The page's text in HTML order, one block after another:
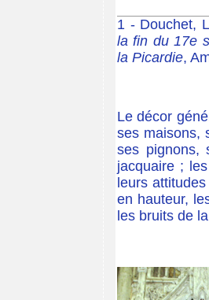
1 - Douchet,
la fin du 17e
la Picardie,
Le décor
ses maisons,
ses pignons,
jacquaire ;
leurs
en hauteur,
les bruits de